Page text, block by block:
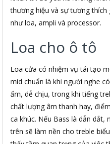
thương hiệu và sự tương
như loa, ampli và processor.
Loa cho ô tô
Loa cửa có nhiệm vụ tái tạo
mid chuẩn là khi người nghe
ấm, dễ chịu, trong khi tiếng
chất lượng âm thanh hay,
ca khúc. Nếu Bass là dẫn dắt,
trên sẽ làm nền cho treble